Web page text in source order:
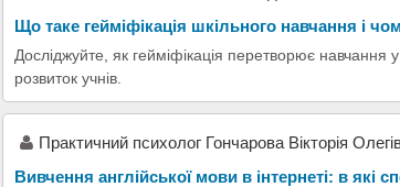
Що таке гейміфікація шкільного навчання і
Досліджуйте, як гейміфікація перетворює
розвиток учнів.
Практичний психолог Гончарова Вікторія
Вивчення англійської мови в інтернеті: в які